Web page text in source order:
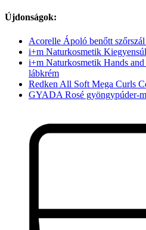
Újdonságok:
Acorelle Ápoló benőtt
i+m Naturkosmetik
i+m Naturkosmetik Hands and
lábkrém
Redken All Soft Mega Curls
GYADA Rosé gyöngypúder-